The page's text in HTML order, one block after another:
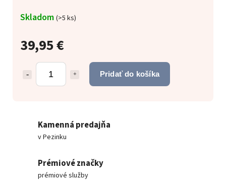
39,95 €
Pridať do košíka
Skladom (>5 ks)
Kamenná predajňa
v Pezinku
Prémiové značky
prémiové služby